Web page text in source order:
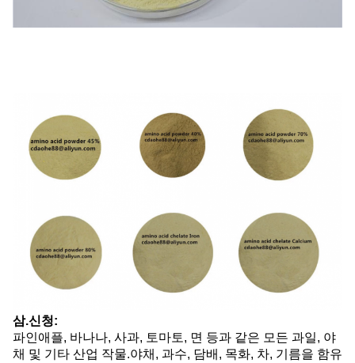
삼.신청:
파인애플, 바나나, 사과, 토마토, 면 등과 같은 모든 과일, 야
채 및 기타 산업 작물.야채, 과수, 담배, 목화, 차, 기름을 함유